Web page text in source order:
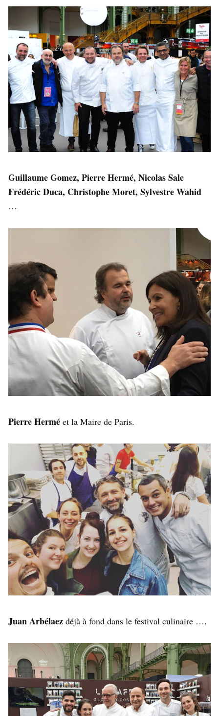
Guillaume Gomez, Pierre Hermé, Nicolas Sale
Frédéric Duca, Christophe Moret, Sylvestre Wahid
…
Pierre Hermé et la Maire de Paris.
Juan Arbélaez déjà à fond dans le festival culinaire ….